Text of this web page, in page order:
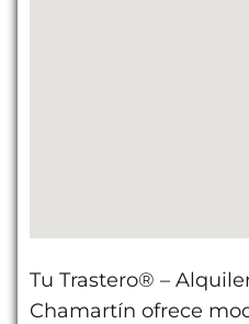
Tu Trastero® –
Chamartín ofrece